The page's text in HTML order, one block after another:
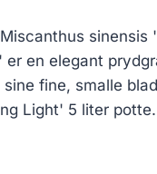
sinensis
er en elegant
fine, smalle
Light' 5 liter potte.